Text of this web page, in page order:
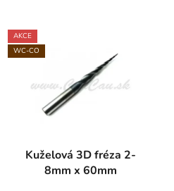
AKCE
WC-CO
Kuželová 3D fréza 2-
8mm x 60mm